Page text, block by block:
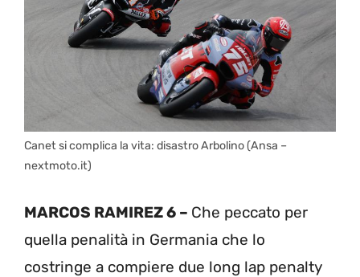
Canet si complica la vita: disastro Arbolino (Ansa –
nextmoto.it)
MARCOS RAMIREZ 6 – Che peccato per
quella penalità in Germania che lo
costringe a compiere due long lap penalty